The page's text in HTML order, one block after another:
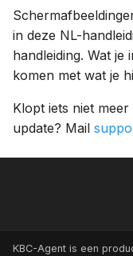
in deze NL-
handleiding. Wat
komen met wat je
Klopt iets niet
update? Mail
KBC-Agent is een